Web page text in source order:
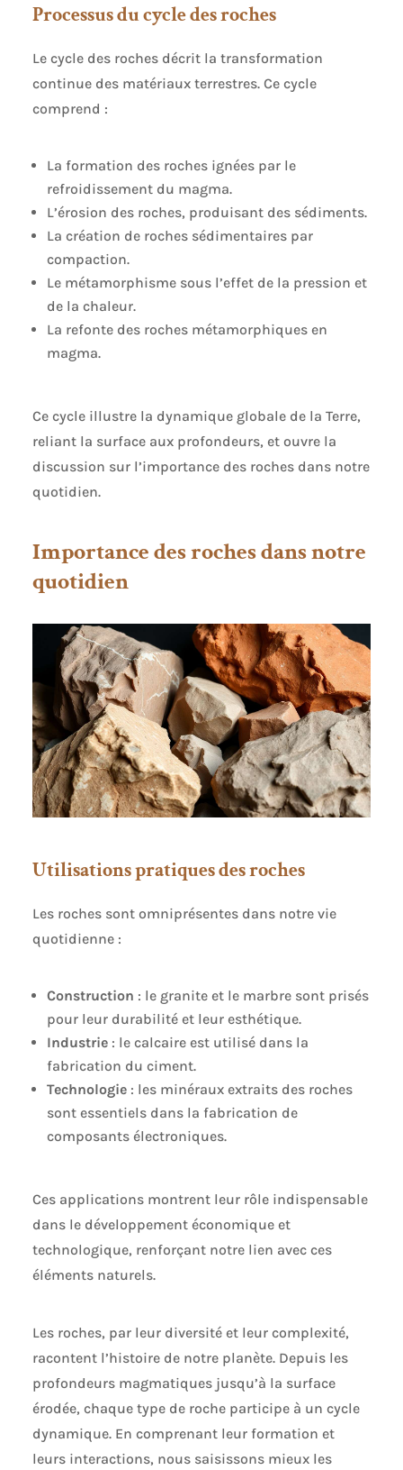
Processus du cycle des roches
Le cycle des roches décrit la transformation
continue des matériaux terrestres. Ce cycle
comprend :
La formation des roches ignées par le
refroidissement du magma.
L’érosion des roches, produisant des sédiments.
La création de roches sédimentaires par
compaction.
Le métamorphisme sous l’effet de la pression et
de la chaleur.
La refonte des roches métamorphiques en
magma.
Ce cycle illustre la dynamique globale de la Terre,
reliant la surface aux profondeurs, et ouvre la
discussion sur l’importance des roches dans notre
quotidien.
Importance des roches dans notre
quotidien
Utilisations pratiques des roches
Les roches sont omniprésentes dans notre vie
quotidienne :
Construction : le granite et le marbre sont prisés
pour leur durabilité et leur esthétique.
Industrie: le calcaire est utilisé dans la
fabrication du ciment.
Technologie: les minéraux extraits des roches
sont essentiels dans la fabrication de
composants électroniques.
Ces applications montrent leur rôle indispensable
dans le développement économique et
technologique, renforçant notre lien avec ces
éléments naturels.
Les roches, par leur diversité et leur complexité,
racontent l’histoire de notre planète. Depuis les
profondeurs magmatiques jusqu’à la surface
érodée, chaque type de roche participe à un cycle
dynamique. En comprenant leur formation et
leurs interactions, nous saisissons mieux les